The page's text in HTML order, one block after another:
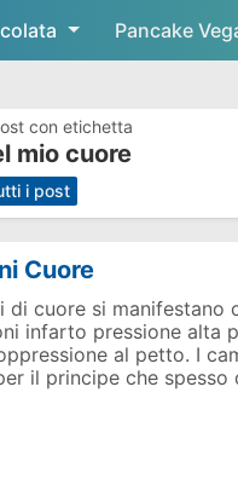
Skip to main
Pancake
con etichetta
mio cuore
i post
Cuore
di cuore si manifestano
infarto pressione alta
al petto. I
il principe che spesso